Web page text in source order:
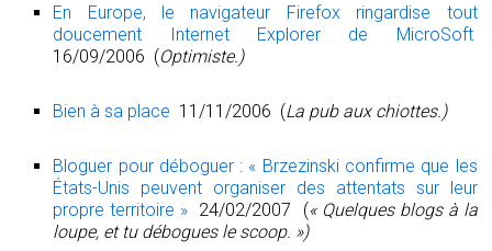
En Europe, le navigateur Firefox ringardise tout
doucement Internet Explorer de MicroSoft
16/09/2006 (Optimiste.)
Bien à sa place 11/11/2006 (La pub aux chiottes.)
Bloguer pour déboguer : « Brzezinski confirme que les
États-Unis peuvent organiser des attentats sur leur
propre territoire » 24/02/2007 (« Quelques blogs à la
loupe, et tu débogues le scoop. »)